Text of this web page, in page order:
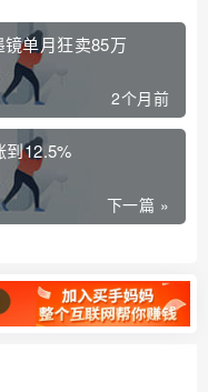
单月狂卖85万
2个月前
到12.5%
下一篇 »